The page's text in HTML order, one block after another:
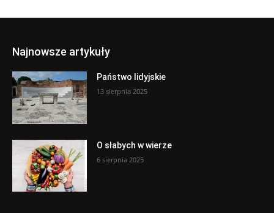
Najnowsze artykuły
Państwo lidyjskie
13 sierpnia 2025
O słabych w wierze
6 sierpnia 2025